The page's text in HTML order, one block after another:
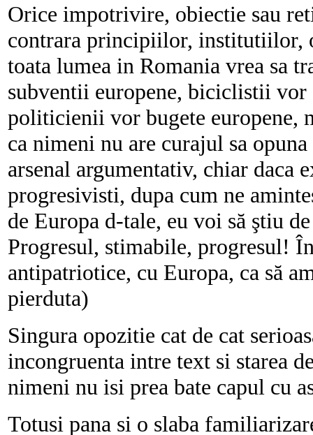
Orice impotrivire, obiectie sau
contrara principiilor, institutiilor,
toata lumea in Romania vrea sa
subventii europene, biciclistii vor
politicienii vor bugete europene,
ca nimeni nu are curajul sa
arsenal argumentativ, chiar daca
progresivisti, dupa cum ne
de Europa d-tale, eu voi să ştiu
Progresul, stimabile, progresul!
antipatriotice, cu Europa, ca să
pierduta)
Singura opozitie cat de cat
incongruenta intre text si starea
nimeni nu isi prea bate capul cu
Totusi pana si o slaba